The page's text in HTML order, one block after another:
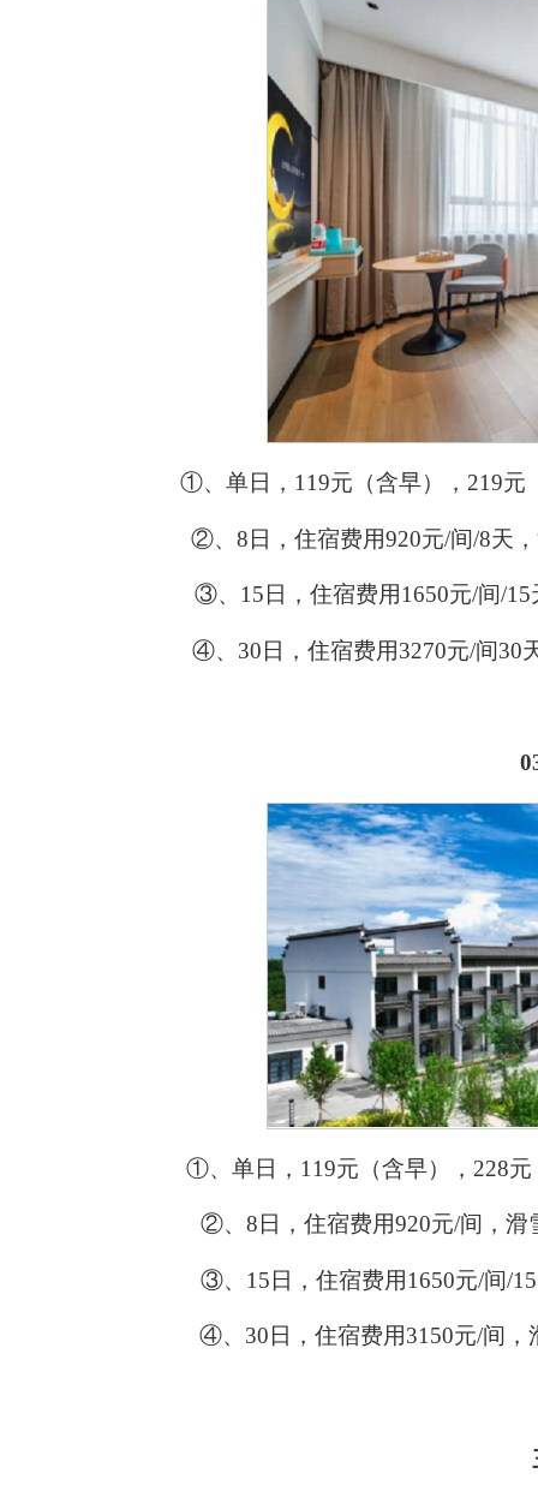
①、单日， 119元（含早）， 219元
②、 8日，住宿费用920元/间/8天
③、 15 日，住宿费用1650元/间/15
④、 30 日，住宿费用3270元/间30
①、单日， 119元（含早）， 228元
②、8 日，住宿费用920元/间，滑
③、 15日，住宿费用1650元/间/15
④、 30 日，住宿费用3150元/间，